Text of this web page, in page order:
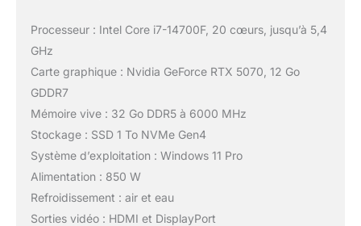
Processeur : Intel Core i7-14700F, 20 cœurs, jusqu’à 5,4
GHz
Carte graphique : Nvidia GeForce RTX 5070, 12 Go
GDDR7
Mémoire vive : 32 Go DDR5 à 6000 MHz
Stockage : SSD 1 To NVMe Gen4
Système d’exploitation : Windows 11 Pro
Alimentation : 850 W
Refroidissement : air et eau
Sorties vidéo : HDMI et DisplayPort